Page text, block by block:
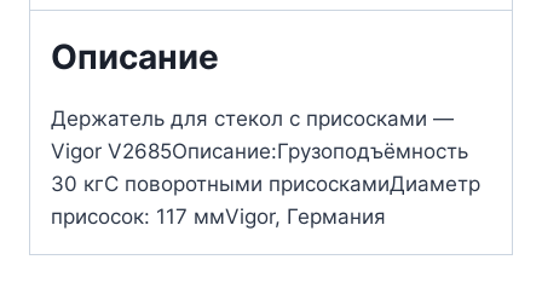
Описание
Держатель для стекол с присосками —
Vigor V2685Описание:Грузоподъёмность
30 кгС поворотными присоскамиДиаметр
присосок: 117 ммVigor, Германия